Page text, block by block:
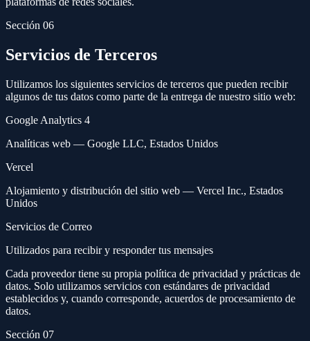
Sección 06
Servicios de Terceros
Utilizamos los siguientes servicios de terceros que pueden recibir
algunos de tus datos como parte de la entrega de nuestro sitio web:
Google Analytics 4
Analíticas web — Google LLC, Estados Unidos
Vercel
Alojamiento y distribución del sitio web — Vercel Inc., Estados
Unidos
Servicios de Correo
Utilizados para recibir y responder tus mensajes
Cada proveedor tiene su propia política de privacidad y prácticas de
datos. Solo utilizamos servicios con estándares de privacidad
establecidos y, cuando corresponde, acuerdos de procesamiento de
datos.
Sección 07